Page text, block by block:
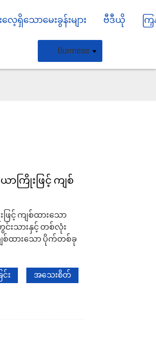
ေ့ရှိသောမေးခွန်းများ ဗီဒီယို က
Burmese
ာကြိုးဖြင့် ကျစ်
ဖြင့် ကျစ်ထားသော
းသားနှင့် တစ်လုံး
ထားသော ပိုက်တစ်ခု
င်း အသေးစိတ်